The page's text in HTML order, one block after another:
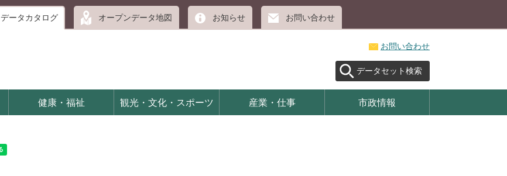
データカタログ オープンデータ地図 お知らせ お問い合わせ
お問い合わせ
データセット検索
健康・福祉 観光・文化・スポーツ 産業・仕事 市政情報